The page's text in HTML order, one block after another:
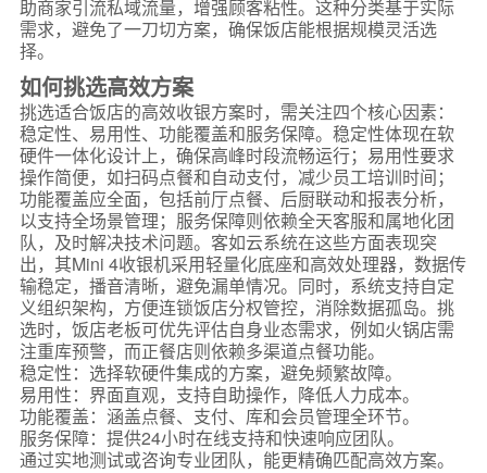
助商家引流私域流量，增强顾客粘性。这种分类基于实际
需求，避免了一刀切方案，确保饭店能根据规模灵活选
择。
如何挑选高效方案
挑选适合饭店的高效收银方案时，需关注四个核心因素：
稳定性、易用性、功能覆盖和服务保障。稳定性体现在软
硬件一体化设计上，确保高峰时段流畅运行；易用性要求
操作简便，如扫码点餐和自动支付，减少员工培训时间；
功能覆盖应全面，包括前厅点餐、后厨联动和报表分析，
以支持全场景管理；服务保障则依赖全天客服和属地化团
队，及时解决技术问题。客如云系统在这些方面表现突
出，其Mini 4收银机采用轻量化底座和高效处理器，数据传
输稳定，播音清晰，避免漏单情况。同时，系统支持自定
义组织架构，方便连锁饭店分权管控，消除数据孤岛。挑
选时，饭店老板可优先评估自身业态需求，例如火锅店需
注重库预警，而正餐店则依赖多渠道点餐功能。
稳定性：选择软硬件集成的方案，避免频繁故障。
易用性：界面直观，支持自助操作，降低人力成本。
功能覆盖：涵盖点餐、支付、库和会员管理全环节。
服务保障：提供24小时在线支持和快速响应团队。
通过实地测试或咨询专业团队，能更精确匹配高效方案。